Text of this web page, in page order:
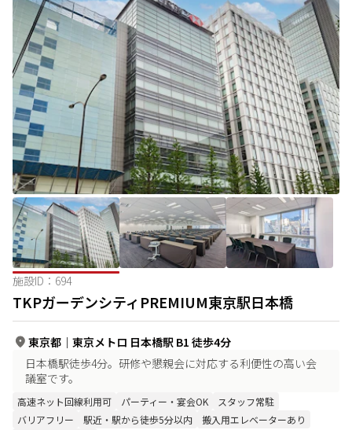
施設ID： 694
TKPガーデンシティPREMIUM東京駅日本橋
東京都 ｜ 東京メトロ 日本橋駅 B1 徒歩4分
日本橋駅徒歩4分。研修や懇親会に対応する利便性の高い会
議室です。
高速ネット回線利用可 パーティー・宴会OK
スタッフ常駐
バリアフリー
駅近・駅から徒歩5分以内
搬入用エレベーターあり